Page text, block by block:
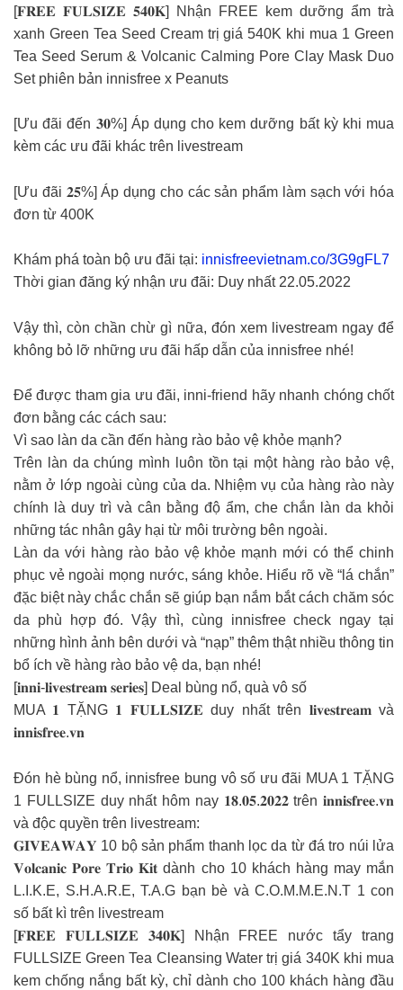
[𝐅𝐑𝐄𝐄 𝐅𝐔𝐋𝐒𝐈𝐙𝐄 𝟓𝟒𝟎𝐊] Nhận FREE kem dưỡng ẩm trà
xanh Green Tea Seed Cream trị giá 540K khi mua 1 Green
Tea Seed Serum & Volcanic Calming Pore Clay Mask Duo
Set phiên bản innisfree x Peanuts
[Ưu đãi đến 𝟑𝟎%] Áp dụng cho kem dưỡng bất kỳ khi mua
kèm các ưu đãi khác trên livestream
[Ưu đãi 𝟐𝟓%] Áp dụng cho các sản phẩm làm sạch với hóa
đơn từ 400K
Khám phá toàn bộ ưu đãi tại: innisfreevietnam.co/3G9gFL7
Thời gian đăng ký nhận ưu đãi: Duy nhất 22.05.2022
Vậy thì, còn chần chừ gì nữa, đón xem livestream ngay để
không bỏ lỡ những ưu đãi hấp dẫn của innisfree nhé!
Để được tham gia ưu đãi, inni-friend hãy nhanh chóng chốt
đơn bằng các cách sau:
Vì sao làn da cần đến hàng rào bảo vệ khỏe mạnh?
Trên làn da chúng mình luôn tồn tại một hàng rào bảo vệ,
nằm ở lớp ngoài cùng của da. Nhiệm vụ của hàng rào này
chính là duy trì và cân bằng độ ẩm, che chắn làn da khỏi
những tác nhân gây hại từ môi trường bên ngoài.
Làn da với hàng rào bảo vệ khỏe mạnh mới có thể chinh
phục vẻ ngoài mọng nước, sáng khỏe. Hiểu rõ về “lá chắn”
đặc biệt này chắc chắn sẽ giúp bạn nắm bắt cách chăm sóc
da phù hợp đó. Vậy thì, cùng innisfree check ngay tại
những hình ảnh bên dưới và “nạp” thêm thật nhiều thông tin
bổ ích về hàng rào bảo vệ da, bạn nhé!
[𝐢𝐧𝐧𝐢-𝐥𝐢𝐯𝐞𝐬𝐭𝐫𝐞𝐚𝐦 𝐬𝐞𝐫𝐢𝐞𝐬] Deal bùng nổ, quà vô số
MUA 𝟏 TẶNG 𝟏 𝐅𝐔𝐋𝐋𝐒𝐈𝐙𝐄 duy nhất trên 𝐥𝐢𝐯𝐞𝐬𝐭𝐫𝐞𝐚𝐦 và
𝐢𝐧𝐧𝐢𝐬𝐟𝐫𝐞𝐞.𝐯𝐧
Đón hè bùng nổ, innisfree bung vô số ưu đãi MUA 1 TẶNG
1 FULLSIZE duy nhất hôm nay 𝟏𝟖.𝟎𝟓.𝟐𝟎𝟐𝟐 trên 𝐢𝐧𝐧𝐢𝐬𝐟𝐫𝐞𝐞.𝐯𝐧
và độc quyền trên livestream:
𝐆𝐈𝐕𝐄𝐀𝐖𝐀𝐘 10 bộ sản phẩm thanh lọc da từ đá tro núi lửa
𝐕𝐨𝐥𝐜𝐚𝐧𝐢𝐜 𝐏𝐨𝐫𝐞 𝐓𝐫𝐢𝐨 𝐊𝐢𝐭 dành cho 10 khách hàng may mắn
L.I.K.E, S.H.A.R.E, T.A.G bạn bè và C.O.M.M.E.N.T 1 con
số bất kì trên livestream
[𝐅𝐑𝐄𝐄 𝐅𝐔𝐋𝐋𝐒𝐈𝐙𝐄 𝟑𝟒𝟎𝐊] Nhận FREE nước tẩy trang
FULLSIZE Green Tea Cleansing Water trị giá 340K khi mua
kem chống nắng bất kỳ, chỉ dành cho 100 khách hàng đầu